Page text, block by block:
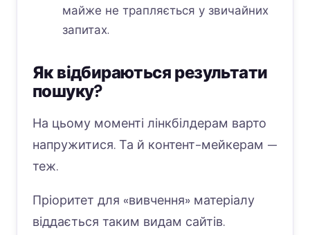
майже не трапляється у звичайних
запитах.
Як відбираються результати
пошуку?
На цьому моменті лінкбілдерам варто
напружитися. Та й контент-мейкерам —
теж.
Пріоритет для «вивчення» матеріалу
віддається таким видам сайтів.